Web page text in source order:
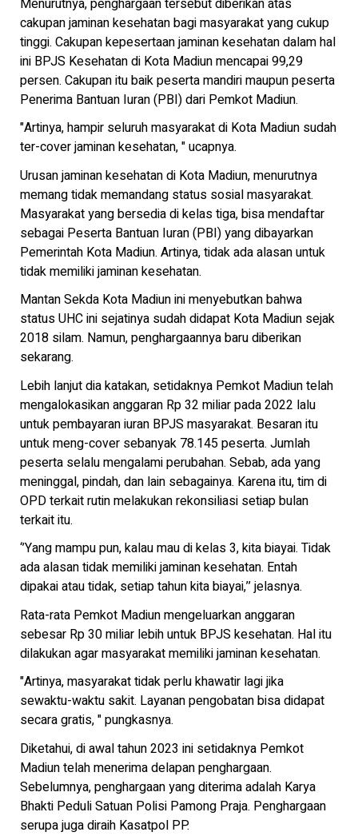
cakupan jaminan kesehatan bagi masyarakat yang cukup
tinggi. Cakupan kepesertaan jaminan kesehatan dalam hal
ini BPJS Kesehatan di Kota Madiun mencapai 99,29
persen. Cakupan itu baik peserta mandiri maupun peserta
Penerima Bantuan Iuran (PBI) dari Pemkot Madiun.
"Artinya, hampir seluruh masyarakat di Kota Madiun sudah
ter-cover jaminan kesehatan, " ucapnya.
Urusan jaminan kesehatan di Kota Madiun, menurutnya
memang tidak memandang status sosial masyarakat.
Masyarakat yang bersedia di kelas tiga, bisa mendaftar
sebagai Peserta Bantuan Iuran (PBI) yang dibayarkan
Pemerintah Kota Madiun. Artinya, tidak ada alasan untuk
tidak memiliki jaminan kesehatan.
Mantan Sekda Kota Madiun ini menyebutkan bahwa
status UHC ini sejatinya sudah didapat Kota Madiun sejak
2018 silam. Namun, penghargaannya baru diberikan
sekarang.
Lebih lanjut dia katakan, setidaknya Pemkot Madiun telah
mengalokasikan anggaran Rp 32 miliar pada 2022 lalu
untuk pembayaran iuran BPJS masyarakat. Besaran itu
untuk meng-cover sebanyak 78.145 peserta. Jumlah
peserta selalu mengalami perubahan. Sebab, ada yang
meninggal, pindah, dan lain sebagainya. Karena itu, tim di
OPD terkait rutin melakukan rekonsiliasi setiap bulan
terkait itu.
‘’Yang mampu pun, kalau mau di kelas 3, kita biayai. Tidak
ada alasan tidak memiliki jaminan kesehatan. Entah
dipakai atau tidak, setiap tahun kita biayai,’’ jelasnya.
Rata-rata Pemkot Madiun mengeluarkan anggaran
sebesar Rp 30 miliar lebih untuk BPJS kesehatan. Hal itu
dilakukan agar masyarakat memiliki jaminan kesehatan.
"Artinya, masyarakat tidak perlu khawatir lagi jika
sewaktu-waktu sakit. Layanan pengobatan bisa didapat
secara gratis, " pungkasnya.
Diketahui, di awal tahun 2023 ini setidaknya Pemkot
Madiun telah menerima delapan penghargaan.
Sebelumnya, penghargaan yang diterima adalah Karya
Bhakti Peduli Satuan Polisi Pamong Praja. Penghargaan
serupa juga diraih Kasatpol PP.